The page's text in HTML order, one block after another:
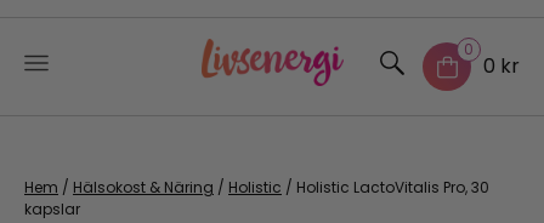
content
0
0 kr
Hem / Hälsokost & Näring / Holistic / Holistic LactoVitalis Pro, 30
kapslar